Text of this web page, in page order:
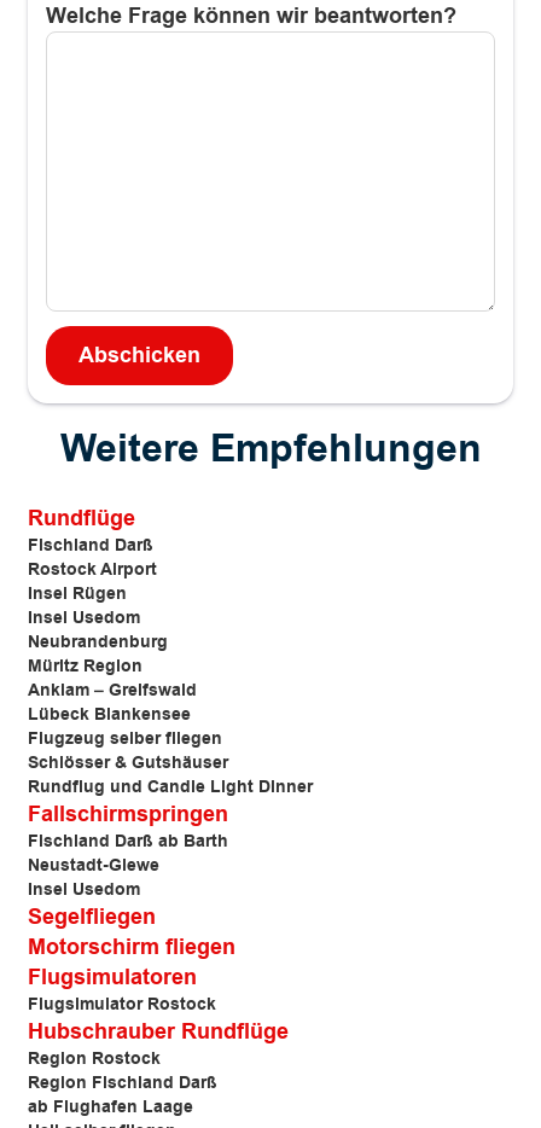
Welche Frage können wir beantworten?
Weitere Empfehlungen
Rundflüge
Fischland Darß
Rostock Airport
Insel Rügen
Insel Usedom
Neubrandenburg
Müritz Region
Anklam – Greifswald
Lübeck Blankensee
Flugzeug selber fliegen
Schlösser & Gutshäuser
Rundflug und Candle Light Dinner
Fallschirmspringen
Fischland Darß ab Barth
Neustadt-Glewe
Insel Usedom
Segelfliegen
Motorschirm fliegen
Flugsimulatoren
Flugsimulator Rostock
Hubschrauber Rundflüge
Region Rostock
Region Fischland Darß
ab Flughafen Laage